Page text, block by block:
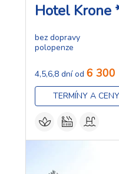
Hotel Krone
bez dopravy
polopenze
4,5,6,8 dní od 6 300
TERMÍNY A CENY